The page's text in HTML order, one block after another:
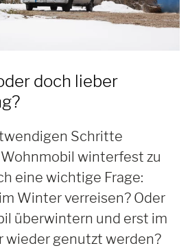
doch lieber
Schritte
winterfest zu
eine wichtige Frage:
Winter verreisen? Oder
überwintern und erst im
wieder genutzt werden?